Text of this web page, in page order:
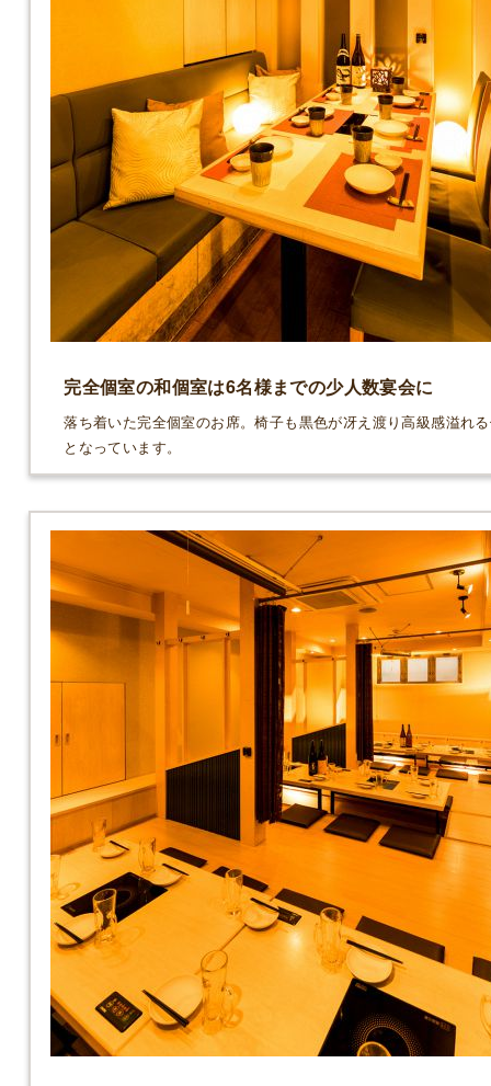
完全個室の和個室は6名様までの少人数宴会に
落ち着いた完全個室のお席。椅子も黒色が冴え渡り高級感溢れ
となっています。